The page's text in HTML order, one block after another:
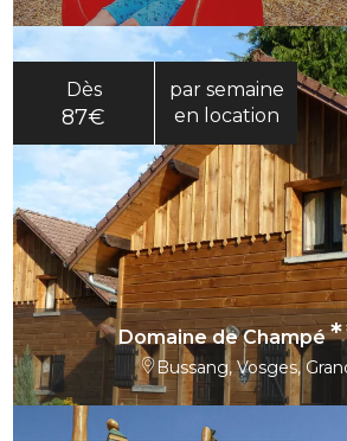
Dès
87€
par semaine
en location
Domaine de Champé
Bussang, Vosges,